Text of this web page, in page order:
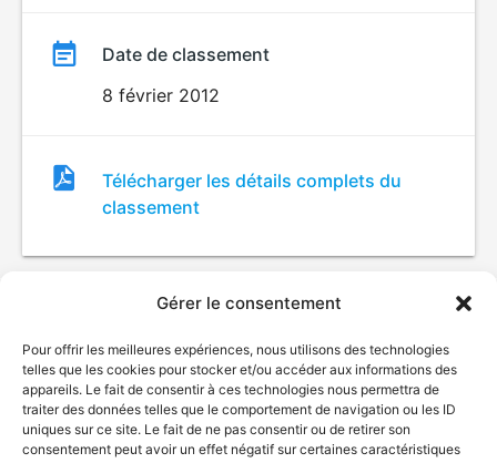
Gérer le consentement
Pour offrir les meilleures expériences, nous utilisons des technologies
telles que les cookies pour stocker et/ou accéder aux informations des
appareils. Le fait de consentir à ces technologies nous permettra de
traiter des données telles que le comportement de navigation ou les ID
uniques sur ce site. Le fait de ne pas consentir ou de retirer son
consentement peut avoir un effet négatif sur certaines caractéristiques
Date de classement
8 février 2012
Fichier
de
classement
Télécharger les détails complets du
classement
© Gouvernement du Québec, 2026